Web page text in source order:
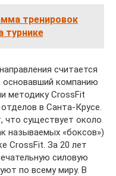
тренировок
турнике
считается
основавший компанию
методику CrossFit
в Санта-Крусе.
что существует около
называемых «боксов»)
CrossFit. За 20 лет
силовую
по всему миру. В